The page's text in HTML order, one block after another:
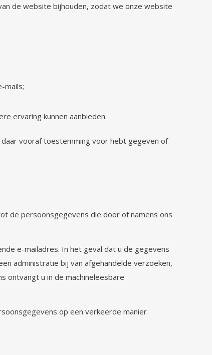
de website bijhouden, zodat we onze website
mails;
ervaring kunnen aanbieden.
vooraf toestemming voor hebt gegeven of
de persoonsgegevens die door of namens ons
e-mailadres. In het geval dat u de gegevens
administratie bij van afgehandelde verzoeken,
ontvangt u in de machineleesbare
op een verkeerde manier